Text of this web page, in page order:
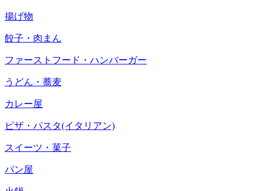
揚げ物
餃子・肉まん
ファーストフード・ハンバーガー
うどん・蕎麦
カレー屋
ピザ・パスタ(イタリアン)
スイーツ・菓子
パン屋